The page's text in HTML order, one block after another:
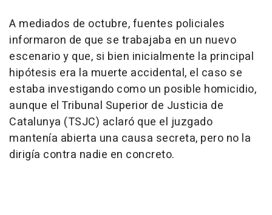
A mediados de octubre, fuentes policiales
informaron de que se trabajaba en un nuevo
escenario y que, si bien inicialmente la principal
hipótesis era la muerte accidental, el caso se
estaba investigando como un posible homicidio,
aunque el Tribunal Superior de Justicia de
Catalunya (TSJC) aclaró que el juzgado
mantenía abierta una causa secreta, pero no la
dirigía contra nadie en concreto.